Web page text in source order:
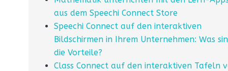
aus dem Speechi Connect Store
Speechi Connect auf den interaktiven
Bildschirmen in Ihrem Unternehmen: Was
die Vorteile?
Class Connect auf den interaktiven Tafeln